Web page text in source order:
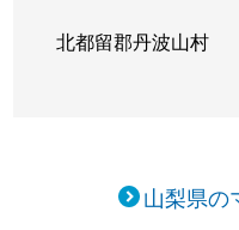
北都留郡丹波山村
山梨県の